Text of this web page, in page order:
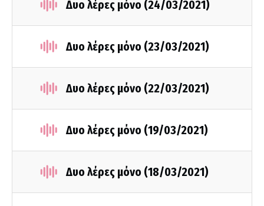
Δυο λέρες μόνο (24/03/2021)
Δυο λέρες μόνο (23/03/2021)
Δυο λέρες μόνο (22/03/2021)
Δυο λέρες μόνο (19/03/2021)
Δυο λέρες μόνο (18/03/2021)